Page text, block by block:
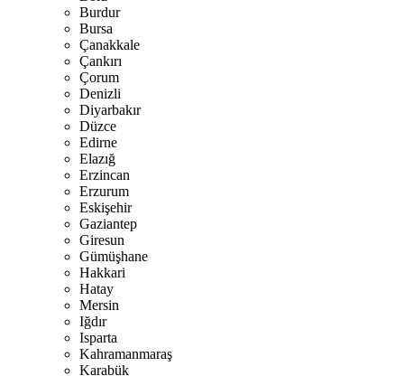
Burdur
Bursa
Çanakkale
Çankırı
Çorum
Denizli
Diyarbakır
Düzce
Edirne
Elazığ
Erzincan
Erzurum
Eskişehir
Gaziantep
Giresun
Gümüşhane
Hakkari
Hatay
Mersin
Iğdır
Isparta
Kahramanmaraş
Karabük